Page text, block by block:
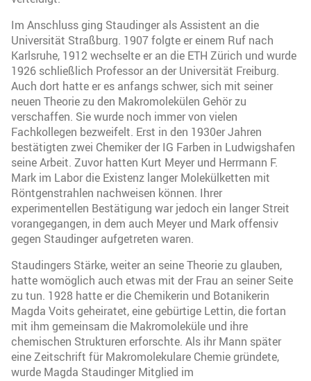
Im Anschluss ging Staudinger als Assistent an die
Universität Straßburg. 1907 folgte er einem Ruf nach
Karlsruhe, 1912 wechselte er an die ETH Zürich und wurde
1926 schließlich Professor an der Universität Freiburg.
Auch dort hatte er es anfangs schwer, sich mit seiner
neuen Theorie zu den Makromolekülen Gehör zu
verschaffen. Sie wurde noch immer von vielen
Fachkollegen bezweifelt. Erst in den 1930er Jahren
bestätigten zwei Chemiker der IG Farben in Ludwigshafen
seine Arbeit. Zuvor hatten Kurt Meyer und Herrmann F.
Mark im Labor die Existenz langer Molekülketten mit
Röntgenstrahlen nachweisen können. Ihrer
experimentellen Bestätigung war jedoch ein langer Streit
vorangegangen, in dem auch Meyer und Mark offensiv
gegen Staudinger aufgetreten waren.
Staudingers Stärke, weiter an seine Theorie zu glauben,
hatte womöglich auch etwas mit der Frau an seiner Seite
zu tun. 1928 hatte er die Chemikerin und Botanikerin
Magda Voits geheiratet, eine gebürtige Lettin, die fortan
mit ihm gemeinsam die Makromoleküle und ihre
chemischen Strukturen erforschte. Als ihr Mann später
eine Zeitschrift für Makromolekulare Chemie gründete,
wurde Magda Staudinger Mitglied im